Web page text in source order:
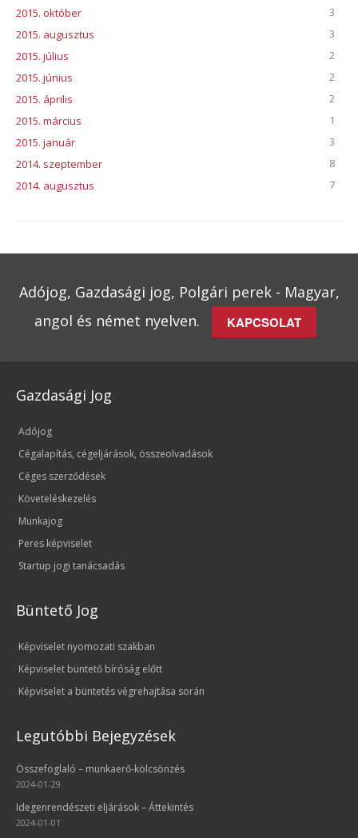
2015. október
3
2015. augusztus
3
2015. július
2
2015. június
2
2015. április
2
2015. március
1
2015. január
3
2014. szeptember
8
2014. augusztus
7
Adójog, Gazdasági jog, Polgári perek - Magyar,
angol és német nyelven.
KAPCSOLAT
Gazdasági Jog
Adójog
Cégalapítás, cégeljárások, összeolvadások
Céges szerződések
Követeléskezelés
Munkajog
Peres képviselet
Startup jogi tanácsadás
Büntető Jog
Képviselet nyomozati szakban
Képviselet büntető bíróság előtt
Képviselet a büntetés végrehajtása során
Legutóbbi Bejegyzések
Összefoglaló – munkaerő-kölcsönzés
2024-01-29
Idegenrendészeti eljárások – Áttekintés
2024-01-01